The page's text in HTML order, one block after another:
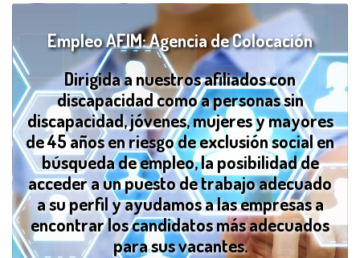
Empleo AFIM: Agencia de Colocación
Dirigida a nuestros afiliados con
discapacidad como a personas sin
discapacidad, jóvenes, mujeres y mayores
de 45 años en riesgo de exclusión social en
búsqueda de empleo, la posibilidad de
acceder a un puesto de trabajo adecuado
a su perfil y ayudamos a las empresas a
encontrar los candidatos más adecuados
para sus vacantes.